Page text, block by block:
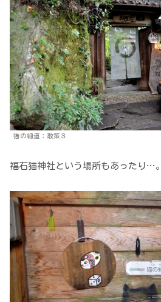
猫の細道：散策３
福石猫神社という場所もあったり…。